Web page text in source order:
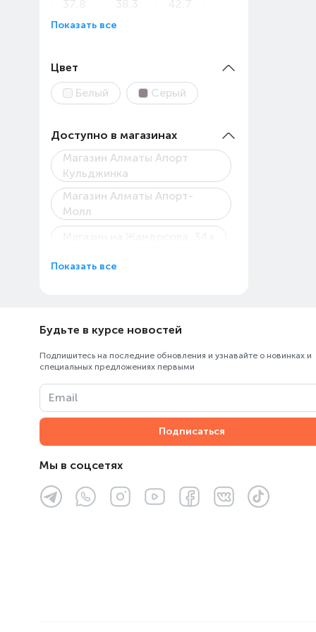
37.8 38.3 42.7
43 45
Показать все
Цвет
Белый
Серый
Доступно в магазинах
Магазин Алматы Апорт
Кульджинка
Магазин Алматы Апорт-
Молл
Магазин Технодом на
Пункт выдачи Центрального
склада ОРПТ
ТРЦ «FORUM»
ТРЦ «MART»
Показать все
Будьте в курсе новостей
Подпишитесь на последние обновления и узнавайте о новинках и
специальных предложениях первыми
Email
Подписаться
Мы в соцсетях